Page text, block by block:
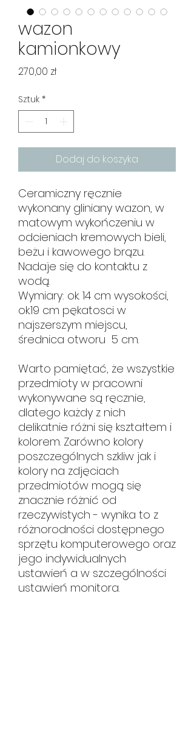
wazon
kamionkowy
270,00 złCena
Sztuk *
Dodaj do koszyka
Ceramiczny ręcznie
wykonany gliniany wazon, w
matowym wykończeniu w
odcieniach kremowych bieli,
beżu i kawowego brązu.
Nadaje się do kontaktu z
wodą.
Wymiary: ok. 14 cm wysokości,
ok.19 cm pękatosci w
najszerszym miejscu,
średnica otworu 5 cm.
Warto pamiętać, że wszystkie
przedmioty w pracowni
wykonywane są ręcznie,
dlatego każdy z nich
delikatnie różni się kształtem i
kolorem. Zarówno kolory
poszczególnych szkliw jak i
kolory na zdjęciach
przedmiotów mogą się
znacznie różnić od
rzeczywistych - wynika to z
różnorodności dostępnego
sprzętu komputerowego oraz
jego indywidualnych
ustawień a w szczególności
ustawień monitora.